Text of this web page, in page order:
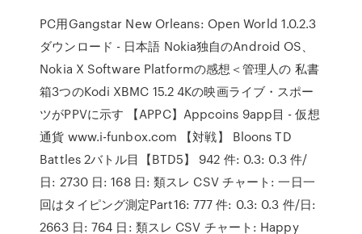
PC用Gangstar New Orleans: Open World 1.0.2.3
ダウンロード - 日本語 Nokia独自のAndroid OS、
Nokia X Software Platformの感想＜管理人の 私書
箱3つのKodi XBMC 15.2 4Kの映画ライブ・スポー
ツがPPVに示す 【APPC】Appcoins 9app目 - 仮想
通貨 www.i-funbox.com 【対戦】 Bloons TD
Battles 2バトル目【BTD5】 942 件: 0.3: 0.3 件/
日: 2730 日: 168 日: 類スレ CSV チャート: 一日一
回はタイピング測定Part16: 777 件: 0.3: 0.3 件/日:
2663 日: 764 日: 類スレ CSV チャート: Happy